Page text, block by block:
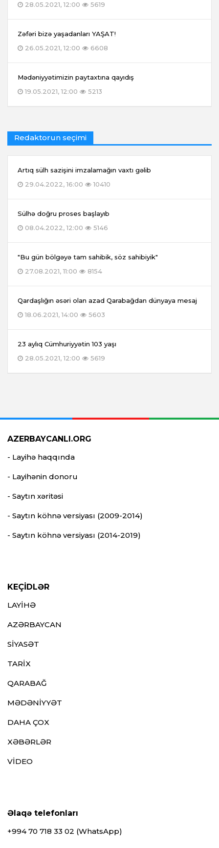
28.05.2021, 12:00
5619
Zəfəri bizə yaşadanları YAŞAT!
26.05.2021, 12:00
6608
Mədəniyyətimizin paytaxtına qayıdış
19.05.2021, 12:00
5213
Redaktorun seçimi
Artıq sülh sazişini imzalamağın vaxtı gəlib
29.04.2022, 16:00
10410
Sülhə doğru proses başlayıb
08.04.2022, 12:00
5146
"Bu gün bölgəyə tam sahibik, söz sahibiyik"
27.08.2021, 11:00
8154
Qardaşlığın əsəri olan azad Qarabağdan dünyaya mesaj
18.06.2021, 14:00
5603
23 aylıq Cümhuriyyətin 103 yaşı
28.05.2021, 12:00
5619
AZERBAYCANLI.ORG
- Layihə haqqında
- Layihənin donoru
- Saytın xəritəsi
- Saytın köhnə versiyası (2009-2014)
- Saytın köhnə versiyası (2014-2019)
KEÇİDLƏR
LAYİHƏ
AZƏRBAYCAN
SİYASƏT
TARİX
QARABAĞ
MƏDƏNİYYƏT
DAHA ÇOX
XƏBƏRLƏR
VİDEO
Əlaqə telefonları
+994 70 718 33 02 (WhatsApp)